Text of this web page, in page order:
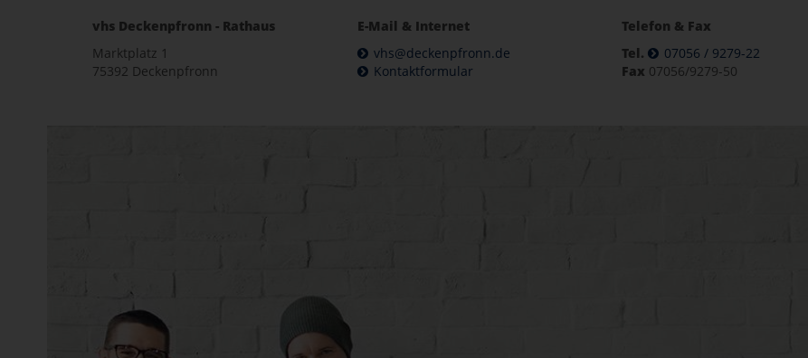
vhs Deckenpfronn - Rathaus
Marktplatz 1
75392 Deckenpfronn
E-Mail & Internet
vhs@deckenpfronn.de
Kontaktformular
Telefon & Fax
Tel.
07056 / 9279-22
Fax 07056/9279-50